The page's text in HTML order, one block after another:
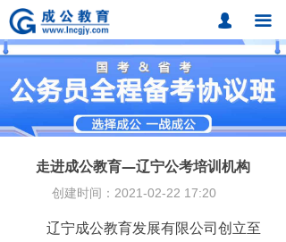
끀
首页
课程中心
题库中心
网校课程
成公合作
넙
走进成公教育—辽宁公考培训机构
辽宁成公教育发展有限公司创立至
创建时间： 2021-02-22 17:20